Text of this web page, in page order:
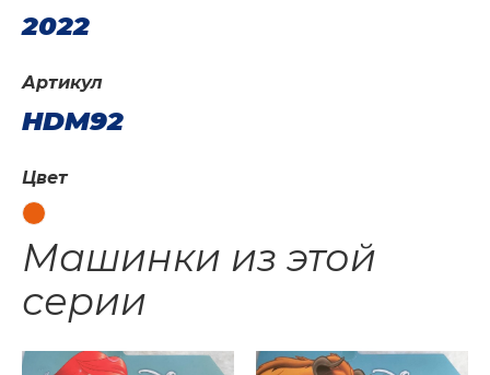
2022
Артикул
HDM92
Цвет
Машинки из этой
серии